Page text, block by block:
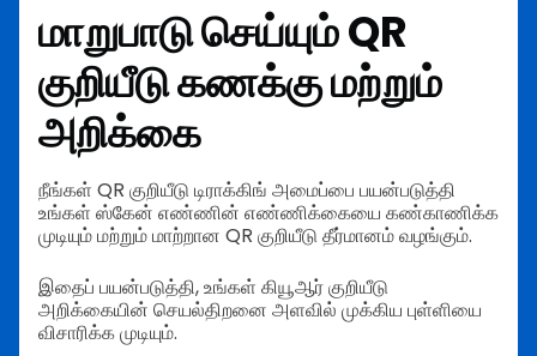
மாறுபாடு செய்யும் QR
குறியீடு கணக்கு மற்றும்
அறிக்கை
நீங்கள் QR குறியீடு டிராக்கிங் அமைப்பை பயன்படுத்தி
உங்கள் ஸ்கேன் எண்ணின் எண்ணிக்கையை கண்காணிக்க
முடியும் மற்றும் மாற்றான QR குறியீடு தீர்மானம் வழங்கும்.
இதைப் பயன்படுத்தி, உங்கள் கியூஆர் குறியீடு
அறிக்கையின் செயல்திறனை அளவில் முக்கிய புள்ளியை
விசாரிக்க முடியும்.